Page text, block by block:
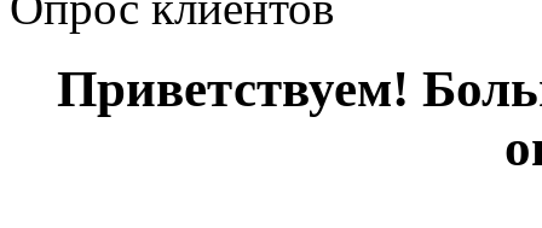
Приветствуем!